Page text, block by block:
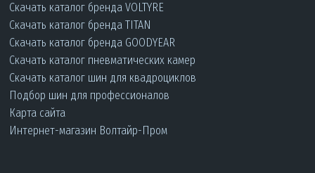
Скачать каталог бренда VOLTYRE
Скачать каталог бренда TITAN
Скачать каталог бренда GOODYEAR
Скачать каталог пневматических камер
Скачать каталог шин для квадроциклов
Подбор шин для профессионалов
Карта сайта
Интернет-магазин Волтайр-Пром